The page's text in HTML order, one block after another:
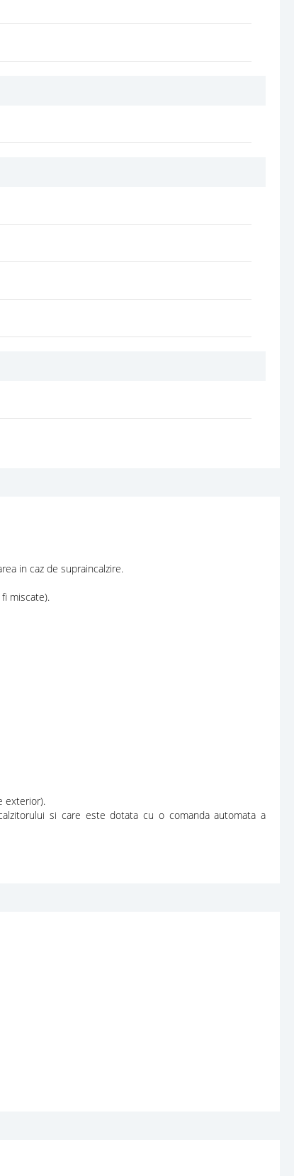
in caz de supraincalzire.
miscate).
exterior).
si care este dotata cu o comanda automata a